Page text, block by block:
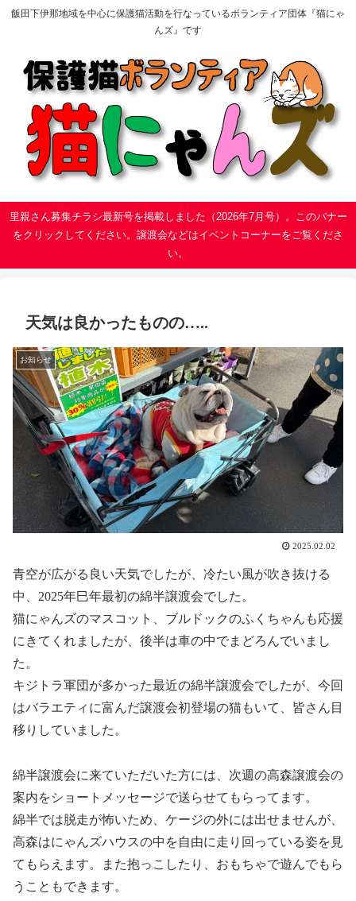
飯田下伊那地域を中心に保護猫活動を行なっているボランティア団体『猫にゃ
んズ』です
里親さん募集チラシ最新号を掲載しました（2026年7月号）。このバナー
をクリックしてください。譲渡会などはイベントコーナーをご覧くださ
い。
天気は良かったものの…..
お知らせ
2025.02.02
青空が広がる良い天気でしたが、冷たい風が吹き抜ける
中、2025年巳年最初の綿半譲渡会でした。
猫にゃんズのマスコット、ブルドックのふくちゃんも応援
にきてくれましたが、後半は車の中でまどろんでいまし
た。
キジトラ軍団が多かった最近の綿半譲渡会でしたが、今回
はバラエティに富んだ譲渡会初登場の猫もいて、皆さん目
移りしていました。
綿半譲渡会に来ていただいた方には、次週の高森譲渡会の
案内をショートメッセージで送らせてもらってます。
綿半では脱走が怖いため、ケージの外には出せませんが、
高森はにゃんズハウスの中を自由に走り回っている姿を見
てもらえます。また抱っこしたり、おもちゃで遊んでもら
うこともできます。